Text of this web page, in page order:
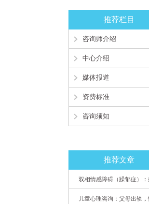
推荐栏目
咨询师介绍
中心介绍
媒体报道
资费标准
咨询须知
推荐文章